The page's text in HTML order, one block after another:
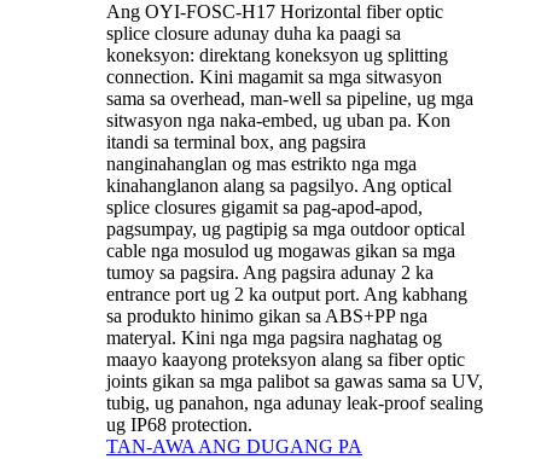
Ang OYI-FOSC-H17 Horizontal fiber optic
splice closure adunay duha ka paagi sa
koneksyon: direktang koneksyon ug splitting
connection. Kini magamit sa mga sitwasyon
sama sa overhead, man-well sa pipeline, ug mga
sitwasyon nga naka-embed, ug uban pa. Kon
itandi sa terminal box, ang pagsira
nanginahanglan og mas estrikto nga mga
kinahanglanon alang sa pagsilyo. Ang optical
splice closures gigamit sa pag-apod-apod,
pagsumpay, ug pagtipig sa mga outdoor optical
cable nga mosulod ug mogawas gikan sa mga
tumoy sa pagsira. Ang pagsira adunay 2 ka
entrance port ug 2 ka output port. Ang kabhang
sa produkto hinimo gikan sa ABS+PP nga
materyal. Kini nga mga pagsira naghatag og
maayo kaayong proteksyon alang sa fiber optic
joints gikan sa mga palibot sa gawas sama sa UV,
tubig, ug panahon, nga adunay leak-proof sealing
ug IP68 protection.
TAN-AWA ANG DUGANG PA